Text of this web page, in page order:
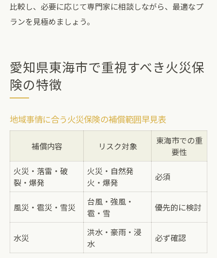
比較し、必要に応じて専門家に相談しながら、最適なプ
ランを見極めましょう。
愛知県東海市で重視すべき火災保
険の特徴
地域事情に合う火災保険の補償範囲早見表
補償内容 リスク対象
東海市での重
要性
火災・落雷・破
裂・爆発
火災・自然発
火・爆発
必須
風災・雹災・雪災
台風・強風・
雹・雪
優先的に検討
水災
洪水・豪雨・浸
水
必ず確認